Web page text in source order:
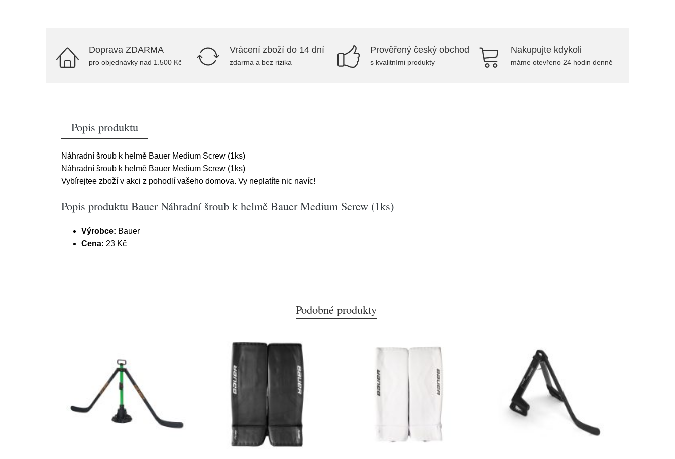
Doprava ZDARMA
pro objednávky nad 1.500 Kč
Vrácení zboží do 14 dní
zdarma a bez rizika
Prověřený český obchod
s kvalitními produkty
Nakupujte kdykoli
máme otevřeno 24 hodin denně
Popis produktu
Náhradní šroub k helmě Bauer Medium Screw (1ks)
Náhradní šroub k helmě Bauer Medium Screw (1ks)
Vybírejtee zboží v akci z pohodlí vašeho domova. Vy neplatíte nic navíc!
Popis produktu Bauer Náhradní šroub k helmě Bauer Medium Screw (1ks)
Výrobce: Bauer
Cena: 23 Kč
Podobné produkty